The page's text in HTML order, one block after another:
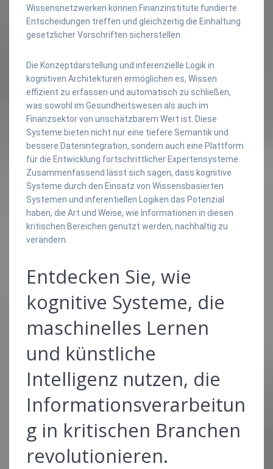
Wissensnetzwerken können Finanzinstitute fundierte
Entscheidungen treffen und gleichzeitig die Einhaltung
gesetzlicher Vorschriften sicherstellen.
Die Konzeptdarstellung und inferenzielle Logik in
kognitiven Architekturen ermöglichen es, Wissen
effizient zu erfassen und automatisch zu schließen,
was sowohl im Gesundheitswesen als auch im
Finanzsektor von unschätzbarem Wert ist. Diese
Systeme bieten nicht nur eine tiefere Semantik und
bessere Datenintegration, sondern auch eine Plattform
für die Entwicklung fortschrittlicher Expertensysteme.
Zusammenfassend lässt sich sagen, dass kognitive
Systeme durch den Einsatz von Wissensbasierten
Systemen und inferentiellen Logiken das Potenzial
haben, die Art und Weise, wie Informationen in diesen
kritischen Bereichen genutzt werden, nachhaltig zu
verändern.
Entdecken Sie, wie
kognitive Systeme, die
maschinelles Lernen
und künstliche
Intelligenz nutzen, die
Informationsverarbeitun
g in kritischen Branchen
revolutionieren.